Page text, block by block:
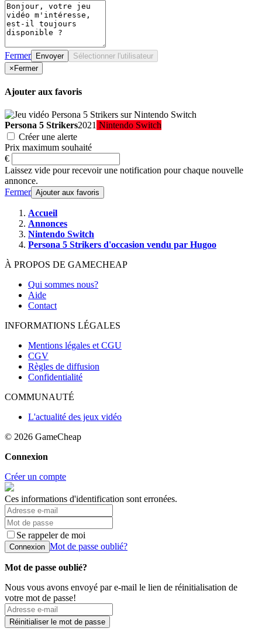
Fermer Envoyer
Sélectionner l'utilisateur
× Fermer
Ajouter aux favoris
Persona 5 Strikers2021 Nintendo Switch
Créer une alerte
Prix maximum souhaité
€
Laissez vide pour recevoir une notification pour chaque nouvelle
annonce.
Fermer Ajouter aux favoris
Accueil
Annonces
Nintendo Switch
Persona 5 Strikers d'occasion vendu par Hugoo
À PROPOS DE GAMECHEAP
Qui sommes nous?
Aide
Contact
INFORMATIONS LÉGALES
Mentions légales et CGU
CGV
Règles de diffusion
Confidentialité
COMMUNAUTÉ
L'actualité des jeux vidéo
© 2026 GameCheap
Connexion
Créer un compte
Ces informations d'identification sont erronées.
Se rappeler de moi
Connexion Mot de passe oublié?
Mot de passe oublié?
Nous vous avons envoyé par e-mail le lien de réinitialisation de
votre mot de passe!
Réinitialiser le mot de passe